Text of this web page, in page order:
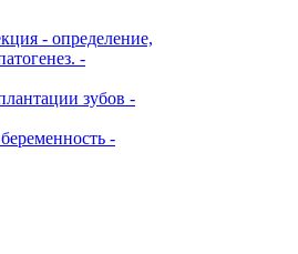
- определение,
-
зубов -
-